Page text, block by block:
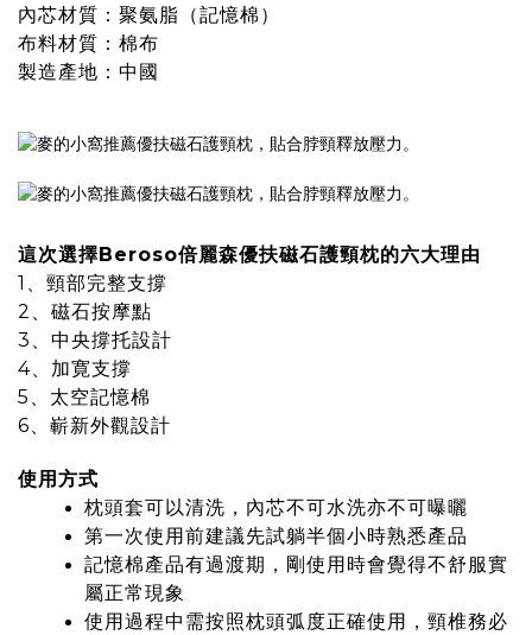
內芯材質：聚氨脂（記憶棉）
布料材質：棉布
製造產地：中國
這次選擇Beroso倍麗森優扶磁石護頸枕的六大理由
1、頸部完整支撐
2、磁石按摩點
3、中央撐托設計
4、加寛支撐
5、太空記憶棉
6、嶄新外觀設計
使用方式
枕頭套可以清洗，內芯不可水洗亦不可曝曬
第一次使用前建議先試躺半個小時熟悉產品
記憶棉產品有過渡期，剛使用時會覺得不舒服實
屬正常現象
使用過程中需按照枕頭弧度正確使用，頸椎務必